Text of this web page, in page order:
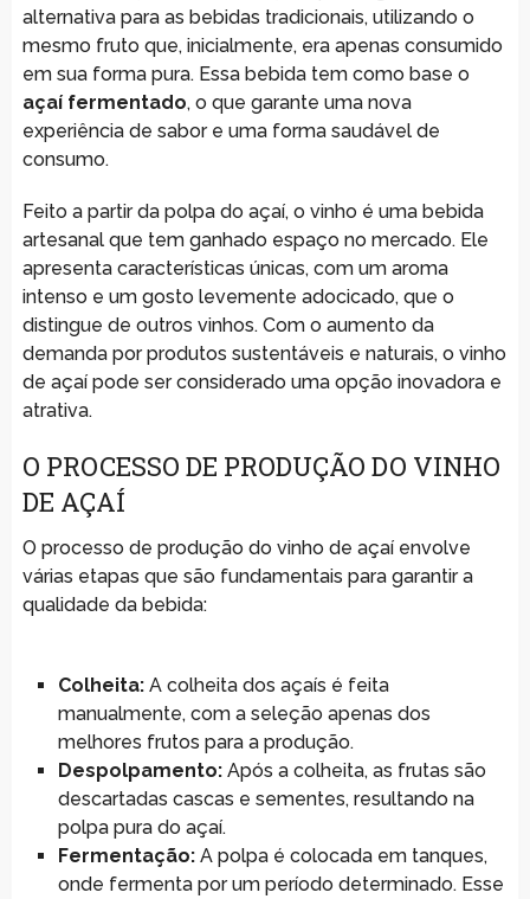
alternativa para as bebidas tradicionais, utilizando o
mesmo fruto que, inicialmente, era apenas consumido
em sua forma pura. Essa bebida tem como base o
açaí fermentado, o que garante uma nova
experiência de sabor e uma forma saudável de
consumo.
Feito a partir da polpa do açaí, o vinho é uma bebida
artesanal que tem ganhado espaço no mercado. Ele
apresenta características únicas, com um aroma
intenso e um gosto levemente adocicado, que o
distingue de outros vinhos. Com o aumento da
demanda por produtos sustentáveis e naturais, o vinho
de açaí pode ser considerado uma opção inovadora e
atrativa.
O PROCESSO DE PRODUÇÃO DO VINHO
DE AÇAÍ
O processo de produção do vinho de açaí envolve
várias etapas que são fundamentais para garantir a
qualidade da bebida:
Colheita:A colheita dos açaís é feita
manualmente, com a seleção apenas dos
melhores frutos para a produção.
Despolpamento:Após a colheita, as frutas são
descartadas cascas e sementes, resultando na
polpa pura do açaí.
Fermentação:A polpa é colocada em tanques,
onde fermenta por um período determinado. Esse